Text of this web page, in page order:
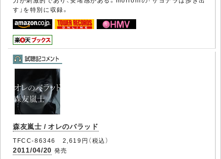
す」を特別に収録。
森友嵐士 / オレのバラッド
TFCC-86346 2,619円（税込）
2011/04/20 発売